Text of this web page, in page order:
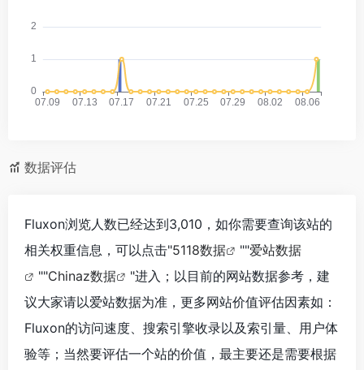
数据评估
Fluxon浏览人数已经达到3,010，如你需要查询该站的
相关权重信息，可以点击"5118数据 ""爱站数据
""Chinaz数据
"进入；以目前的网站数据参考，建
议大家请以爱站数据为准，更多网站价值评估因素如：
Fluxon的访问速度、搜索引擎收录以及索引量、用户体
验等；当然要评估一个站的价值，最主要还是需要根据